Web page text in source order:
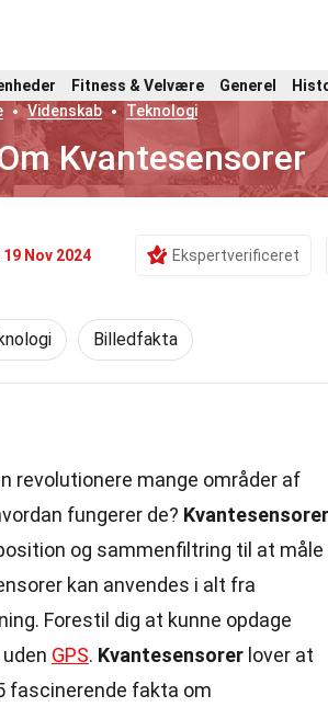
Fitness & Velvære Generel
Videnskab Teknologi
Kvantesensorer
19 Nov 2024 Ekspertverificeret
Billedfakta
revolutionere mange områder af
fungerer de? Kvantesensorer
og sammenfiltring til at måle
kan anvendes i alt fra
Forestil dig at kunne opdage
GPS. Kvantesensorer lover at
fascinerende fakta om